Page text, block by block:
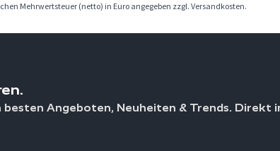
Mehrwertsteuer (netto) in Euro angegeben zzgl. Versandkosten.
besten Angeboten, Neuheiten & Trends. Direkt